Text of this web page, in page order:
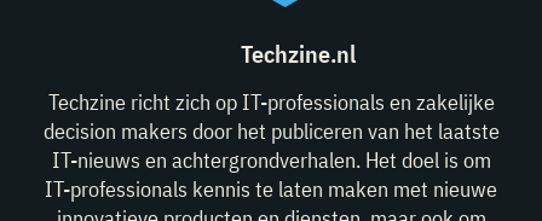
Techzine.nl
Techzine richt zich op IT-professionals en zakelijke
decision makers door het publiceren van het laatste
IT-nieuws en achtergrondverhalen. Het doel is om
IT-professionals kennis te laten maken met nieuwe